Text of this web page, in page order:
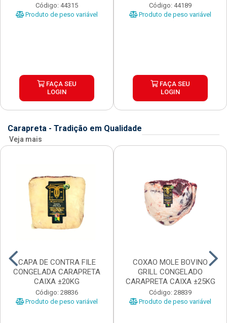
Código: 44315
Produto de peso variável
FAÇA SEU
LOGIN
Código: 44189
Produto de peso variável
FAÇA SEU
LOGIN
Carapreta - Tradição em Qualidade
Veja mais
CAPA DE CONTRA FILE
CONGELADA CARAPRETA
CAIXA ±20KG
Código: 28836
Produto de peso variável
COXAO MOLE BOVINO
GRILL CONGELADO
CARAPRETA CAIXA ±25KG
Código: 28839
Produto de peso variável